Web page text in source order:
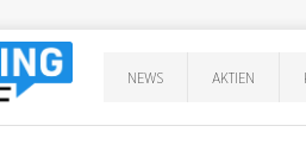
NEWS AKTIEN